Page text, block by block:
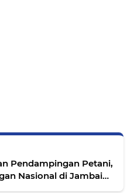
Pendampingan Petani,
Nasional di Jambai